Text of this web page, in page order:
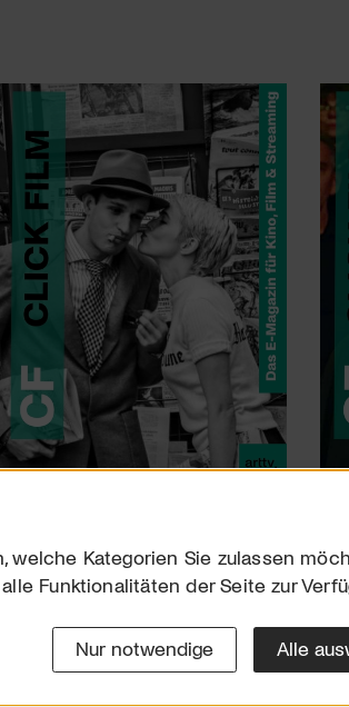
Impressum
Kategorien Sie zulassen
Funktionalitäten der Seite zur
Nur notwendige Alle